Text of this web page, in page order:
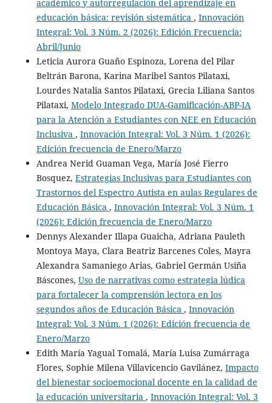
académico y autorregulación del aprendizaje en
educación básica: revisión sistemática , Innovación
Integral: Vol. 3 Núm. 2 (2026): Edición Frecuencia:
Abril/Junio
Leticia Aurora Guaño Espinoza, Lorena del Pilar
Beltrán Barona, Karina Maribel Santos Pilataxi,
Lourdes Natalia Santos Pilataxi, Grecia Liliana Santos
Pilataxi, Modelo Integrado DUA-Gamificación-ABP-IA
para la Atención a Estudiantes con NEE en Educación
Inclusiva , Innovación Integral: Vol. 3 Núm. 1 (2026):
Edición frecuencia de Enero/Marzo
Andrea Nerid Guaman Vega, María José Fierro
Bosquez, Estrategias Inclusivas para Estudiantes con
Trastornos del Espectro Autista en aulas Regulares de
Educación Básica , Innovación Integral: Vol. 3 Núm. 1
(2026): Edición frecuencia de Enero/Marzo
Dennys Alexander Illapa Guaicha, Adriana Pauleth
Montoya Maya, Clara Beatriz Barcenes Coles, Mayra
Alexandra Samaniego Arias, Gabriel Germán Usiña
Báscones, Uso de narrativas como estrategia lúdica
para fortalecer la comprensión lectora en los
segundos años de Educación Básica , Innovación
Integral: Vol. 3 Núm. 1 (2026): Edición frecuencia de
Enero/Marzo
Edith María Yagual Tomalá, María Luisa Zumárraga
Flores, Sophie Milena Villavicencio Gavilánez, Impacto
del bienestar socioemocional docente en la calidad de
la educación universitaria , Innovación Integral: Vol. 3